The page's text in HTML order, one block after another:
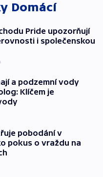
Domácí
Pride upozorňují
i společenskou
a podzemní vody
Klíčem je
pobodání v
pokus o vraždu na